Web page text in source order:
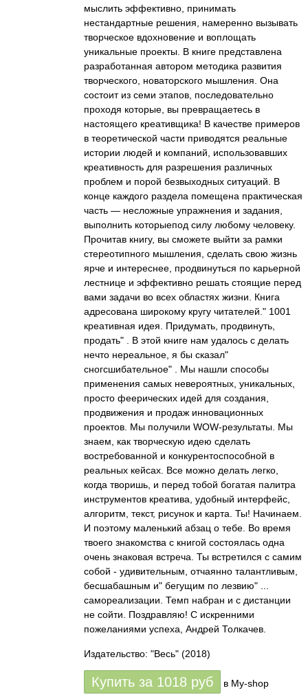
мыслить эффективно, принимать
нестандартные решения, намеренно вызывать
творческое вдохновение и воплощать
уникальные проекты. В книге представлена
разработанная автором методика развития
творческого, новаторского мышления. Она
состоит из семи этапов, последовательно
проходя которые, вы превращаетесь в
настоящего креативщика! В качестве примеров
в теоретической части приводятся реальные
истории людей и компаний, использовавших
креативность для разрешения различных
проблем и порой безвыходных ситуаций. В
конце каждого раздела помещена практическая
часть — несложные упражнения и задания,
выполнить которыепод силу любому человеку.
Прочитав книгу, вы сможете выйти за рамки
стереотипного мышления, сделать свою жизнь
ярче и интереснее, продвинуться по карьерной
лестнице и эффективно решать стоящие перед
вами задачи во всех областях жизни. Книга
адресована широкому кругу читателей." 1001
креативная идея. Придумать, продвинуть,
продать" . В этой книге нам удалось c делать
нечто нереальное, я бы сказал"
сногсшибательное" . Мы нашли способы
применения самых невероятных, уникальных,
просто феерических идей для создания,
продвижения и продаж инновационных
проектов. Мы получили WOW-результаты. Мы
знаем, как творческую идею сделать
востребованной и конкурентоспособной в
реальных кейсах. Все можно делать легко,
когда творишь, и перед тобой богатая палитра
инструментов креатива, удобный интерфейс,
алгоритм, текст, рисунок и карта. Ты! Начинаем.
И поэтому маленький абзац о тебе. Во время
твоего знакомства с книгой состоялась одна
очень знаковая встреча. Ты встретился с самим
собой - удивительным, отчаянно талантливым,
бесшабашным и" бегущим по лезвию" ...
самореализации. Темп набран и с дистанции
не сойти. Поздравляю! С искренними
пожеланиями успеха, Андрей Толкачев.
Издательство: "Весь" (2018)
Купить за 1018 руб в My-shop